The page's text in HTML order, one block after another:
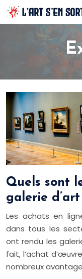
Quels sont
galerie
Les achats en
dans tous les
ont rendu les
fait, l’achat
nombreux